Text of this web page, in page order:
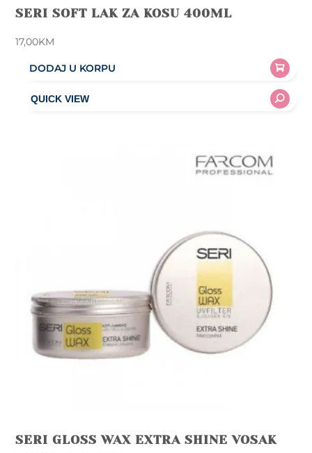
SERI SOFT LAK ZA KOSU 400ML
17,00KM
DODAJ U KORPU
SERI GLOSS WAX EXTRA SHINE VOSAK